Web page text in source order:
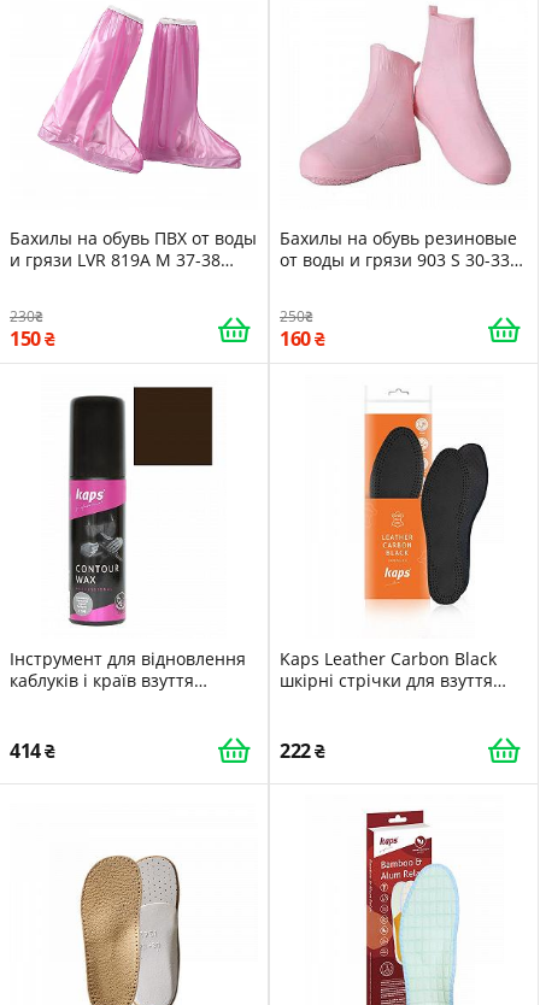
Бахилы на обувь ПВХ от воды
и грязи LVR 819A M 37-38
230
150
Бахилы на обувь резиновые
от воды и грязи 903 S 30-33
250
160
Інструмент для відновлення
каблуків і країв взуття
414
Kaps Leather Carbon Black
шкірні стрічки для взуття
222